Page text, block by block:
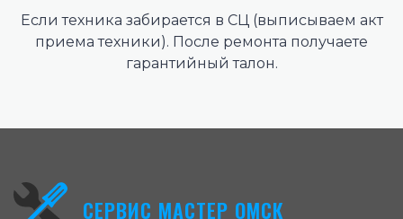
Если техника забирается в СЦ (выписываем акт
приема техники). После ремонта получаете
гарантийный талон.
СЕРВИС МАСТЕР ОМСК